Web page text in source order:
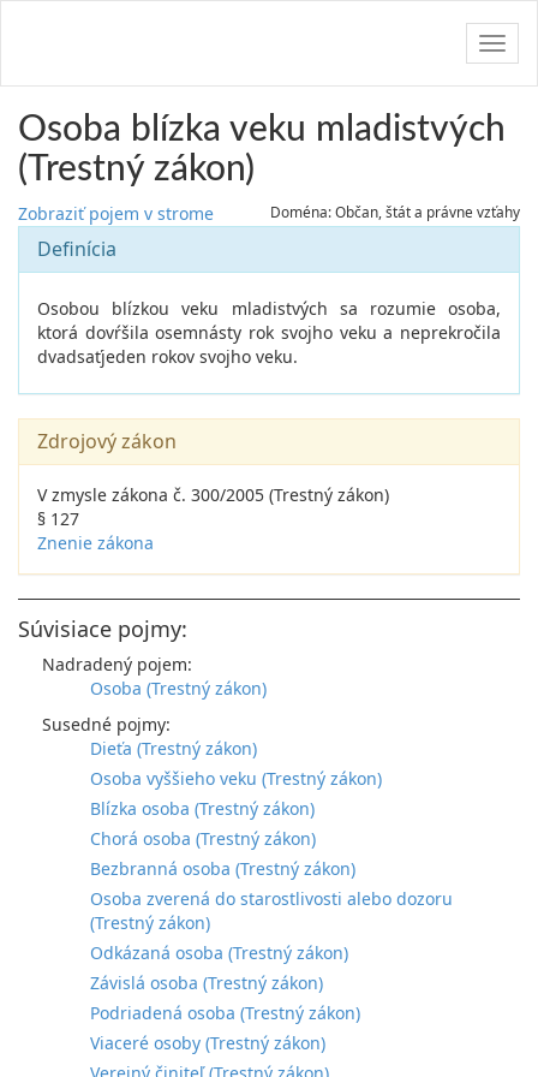
Osoba blízka veku mladistvých
(Trestný zákon)
Zobraziť pojem v strome Doména: Občan, štát a právne vzťahy
Definícia
Osobou blízkou veku mladistvých sa rozumie osoba,
ktorá dovŕšila osemnásty rok svojho veku a neprekročila
dvadsaťjeden rokov svojho veku.
Zdrojový zákon
V zmysle zákona č. 300/2005 (Trestný zákon)
§ 127
Znenie zákona
Súvisiace pojmy:
Nadradený pojem:
Osoba (Trestný zákon)
Susedné pojmy:
Dieťa (Trestný zákon)
Osoba vyššieho veku (Trestný zákon)
Blízka osoba (Trestný zákon)
Chorá osoba (Trestný zákon)
Bezbranná osoba (Trestný zákon)
Osoba zverená do starostlivosti alebo dozoru
(Trestný zákon)
Odkázaná osoba (Trestný zákon)
Závislá osoba (Trestný zákon)
Podriadená osoba (Trestný zákon)
Viaceré osoby (Trestný zákon)